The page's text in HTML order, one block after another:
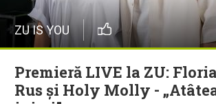
ZU IS YOU
Premieră LIVE la ZU:
Rus și Holy Molly -